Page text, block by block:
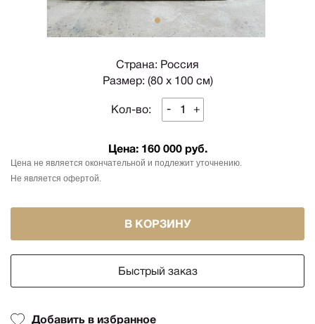
Страна: Россия
Размер: (80 х 100 см)
Кол-во: - +
Цена: 160 000 руб.
Цена не является окончательной и подлежит уточнению.
Не является офертой.
В КОРЗИНУ
Быстрый заказ
Добавить в избранное